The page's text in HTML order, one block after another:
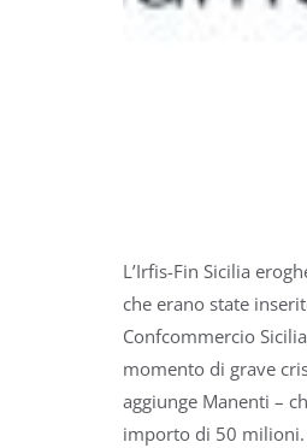
L’Irfis-Fin Sicilia
che erano state
Confcommercio
momento di grave
aggiunge Manenti –
importo di 50 milioni.